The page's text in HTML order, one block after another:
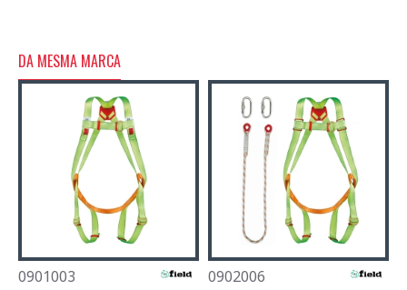
DA MESMA MARCA
0901003 0902006